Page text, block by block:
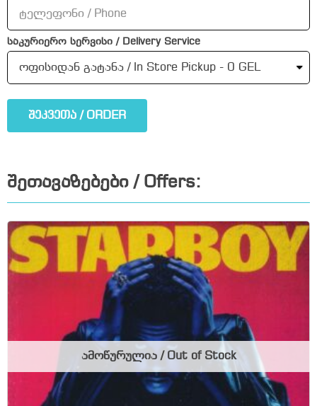
საკურიერო სერვისი / Delivery Service
შეკვეთა / ORDER
შეთავაზებები / Offers:
ამოწურულია / Out of Stock